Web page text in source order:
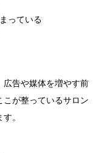
っている
広告や媒体を増やす前
こが整っているサロン
。